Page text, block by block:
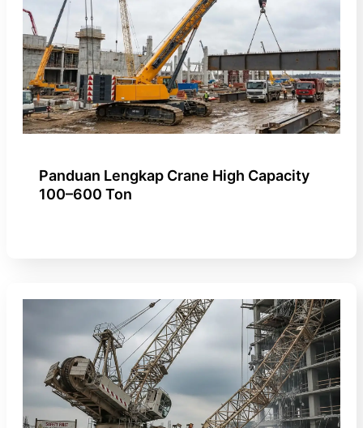
Panduan Lengkap Crane High Capacity
100–600 Ton